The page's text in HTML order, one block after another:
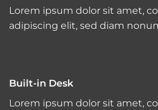
Lorem ipsum dolor sit amet,
adipiscing elit, sed diam
Built-in Desk
Lorem ipsum dolor sit amet,